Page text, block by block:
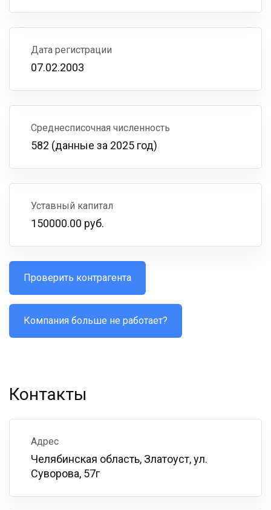
Дата регистрации
07.02.2003
Среднесписочная численность
582 (данные за 2025 год)
Уставный капитал
150000.00 руб.
Проверить контрагента
Компания больше не работает?
Контакты
Адрес
Челябинская область, Златоуст, ул.
Суворова, 57г